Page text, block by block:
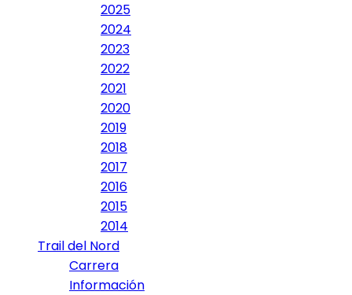
2025
2024
2023
2022
2021
2020
2019
2018
2017
2016
2015
2014
Trail del Nord
Carrera
Información